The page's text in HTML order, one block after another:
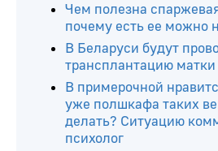
Чем полезна
почему есть ее можно
В Беларуси будут
трансплантацию матки
В примерочной
уже полшкафа таких
делать? Ситуацию
психолог